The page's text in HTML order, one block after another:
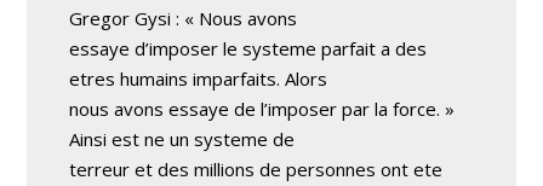
Gregor Gysi : « Nous avons
essaye d’imposer le systeme parfait a des
etres humains imparfaits. Alors
nous avons essaye de l’imposer par la force. »
Ainsi est ne un systeme de
terreur et des millions de personnes ont ete